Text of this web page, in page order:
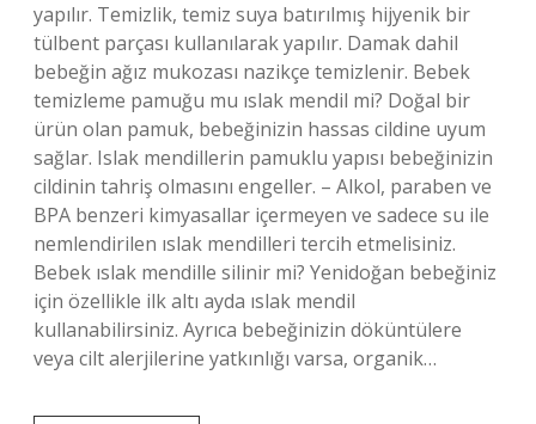
yapılır. Temizlik, temiz suya batırılmış hijyenik bir
tülbent parçası kullanılarak yapılır. Damak dahil
bebeğin ağız mukozası nazikçe temizlenir. Bebek
temizleme pamuğu mu ıslak mendil mi? Doğal bir
ürün olan pamuk, bebeğinizin hassas cildine uyum
sağlar. Islak mendillerin pamuklu yapısı bebeğinizin
cildinin tahriş olmasını engeller. – Alkol, paraben ve
BPA benzeri kimyasallar içermeyen ve sadece su ile
nemlendirilen ıslak mendilleri tercih etmelisiniz.
Bebek ıslak mendille silinir mi? Yenidoğan bebeğiniz
için özellikle ilk altı ayda ıslak mendil
kullanabilirsiniz. Ayrıca bebeğinizin döküntülere
veya cilt alerjilerine yatkınlığı varsa, organik…